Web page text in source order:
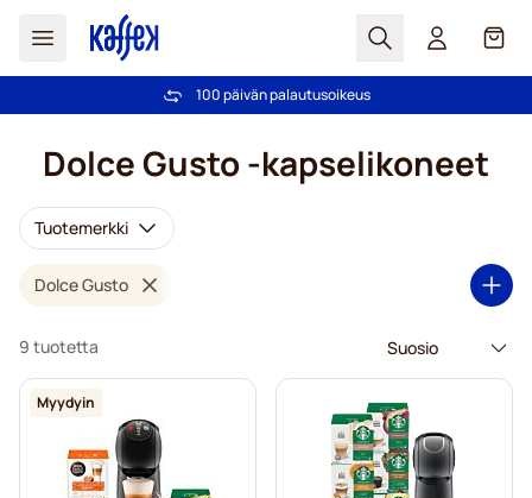
Haku Kori
Ilmainen toimitus yli 49,00€ tilauksille
100 päivän palautusoikeus
Dolce Gusto -kapselikoneet
Tuotemerkki
Dolce Gusto
9 tuotetta
Myydyin